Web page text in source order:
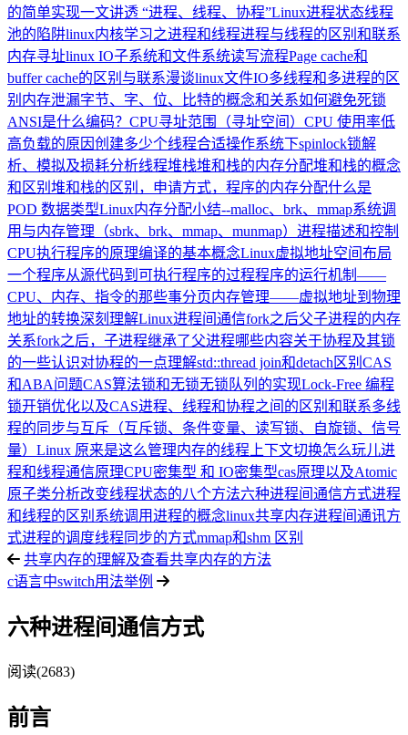
的简单实现一文讲透 “进程、线程、协程”Linux进程状态线程
池的陷阱linux内核学习之进程和线程进程与线程的区别和联系
内存寻址linux IO子系统和文件系统读写流程Page cache和
buffer cache的区别与联系漫谈linux文件IO多线程和多进程的区
别 内存泄漏字节、字、位、比特的概念和关系如何避免死锁
ANSI是什么编码？ CPU寻址范围（寻址空间） CPU 使用率低
高负载的原因创建多少个线程合适操作系统下spinlock锁解
析、模拟及损耗分析线程堆栈堆和栈的内存分配堆和栈的概念
和区别 堆和栈的区别，申请方式，程序的内存分配什么是
POD 数据类型Linux内存分配小结--malloc、brk、mmap系统调
用与内存管理（sbrk、brk、mmap、munmap） 进程描述和控制
CPU执行程序的原理编译的基本概念Linux虚拟地址空间布局
一个程序从源代码到可执行程序的过程程序的运行机制——
CPU、内存、指令的那些事分页内存管理——虚拟地址到物理
地址的转换深刻理解Linux进程间通信fork之后父子进程的内存
关系fork之后，子进程继承了父进程哪些内容关于协程及其锁
的一些认识对协程的一点理解std::thread join和detach区别 CAS
和ABA问题CAS算法锁和无锁无锁队列的实现Lock-Free 编程
锁开销优化以及CAS进程、线程和协程之间的区别和联系多线
程的同步与互斥（互斥锁、条件变量、读写锁、自旋锁、信号
量） Linux 原来是这么管理内存的线程上下文切换怎么玩儿进
程和线程通信原理CPU密集型 和 IO密集型cas原理以及Atomic
原子类分析改变线程状态的八个方法六种进程间通信方式进程
和线程的区别 系统调用进程的概念linux共享内存进程间通讯方
式进程的调度线程同步的方式mmap和shm 区别
共享内存的理解及查看共享内存的方法
c语言中switch用法举例
六种进程间通信方式
阅读(2683)
前言